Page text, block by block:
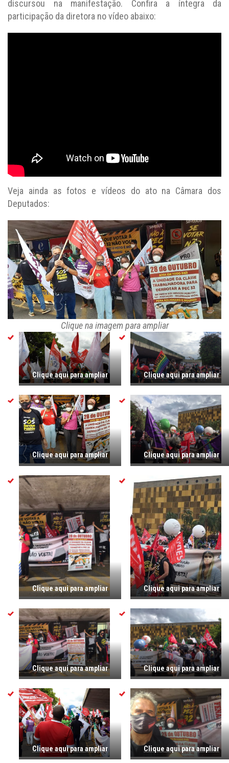
discursou na manifestação. Confira a íntegra da
participação da diretora no vídeo abaixo:
Veja ainda as fotos e vídeos do ato na Câmara dos
Deputados:
Clique na imagem para ampliar
Clique aqui para ampliar Clique aqui para ampliar
Clique aqui para ampliar Clique aqui para ampliar
Clique aqui para ampliar Clique aqui para ampliar
Clique aqui para ampliar Clique aqui para ampliar
Clique aqui para ampliar Clique aqui para ampliar